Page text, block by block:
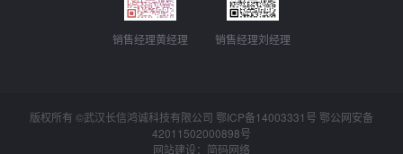
销售经理黄经理 销售经理刘经理
版权所有 ©武汉长信鸿诚科技有限公司 鄂ICP备14003331号 鄂公网安备
42011502000898号
网站建设：简码网络